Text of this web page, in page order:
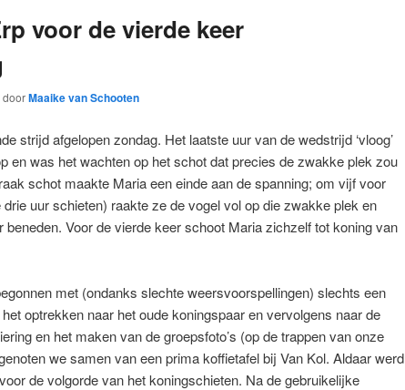
voor de vierde keer
doorMaaike van Schooten
strijd afgelopen zondag. Het laatste uur van de wedstrijd ‘vloog’
en was het wachten op het schot dat precies de zwakke plek zou
schot maakte Maria een einde aan de spanning; om vijf voor
uur schieten) raakte ze de vogel vol op die zwakke plek en
beneden. Voor de vierde keer schoot Maria zichzelf tot koning van
met (ondanks slechte weersvoorspellingen) slechts een
optrekken naar het oude koningspaar en vervolgens naar de
en het maken van de groepsfoto’s (op de trappen van onze
we samen van een prima koffietafel bij Van Kol. Aldaar werd
de volgorde van het koningschieten. Na de gebruikelijke